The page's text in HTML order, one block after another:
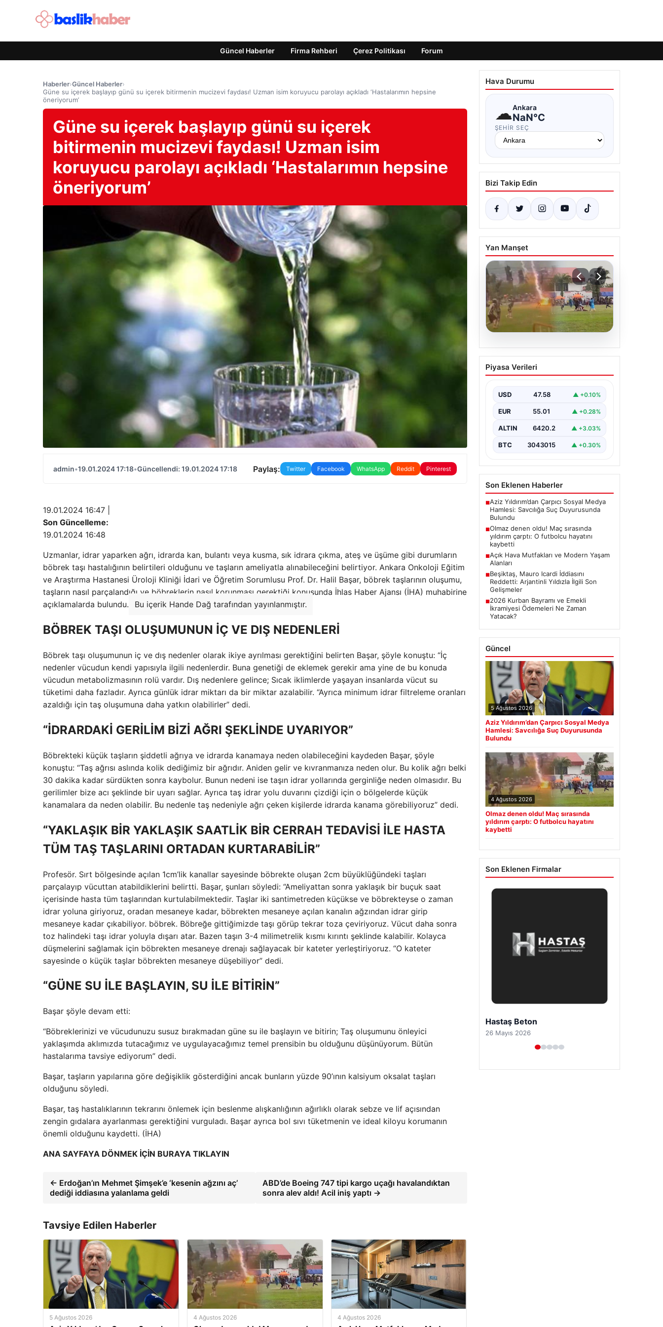
Güncel Haberler Firma Rehberi Çerez Politikası Forum
Haberler›Güncel Haberler›
Güne su içerek başlayıp günü su içerek bitirmenin mucizevi faydası! Uzman isim koruyucu parolayı açıkladı ‘Hastalarımın hepsine
öneriyorum’
Güne su içerek başlayıp günü su içerek
bitirmenin mucizevi faydası! Uzman isim
koruyucu parolayı açıkladı ‘Hastalarımın hepsine
öneriyorum’
admin•19.01.2024 17:18•Güncellendi: 19.01.2024 17:18 Paylaş: Twitter Facebook WhatsApp Reddit Pinterest
19.01.2024 16:47 |
Son Güncelleme:
19.01.2024 16:48
Uzmanlar, idrar yaparken ağrı, idrarda kan, bulantı veya kusma, sık idrara çıkma, ateş ve üşüme gibi durumların
böbrek taşı hastalığının belirtileri olduğunu ve taşların ameliyatla alınabileceğini belirtiyor. Ankara Onkoloji Eğitim
ve Araştırma Hastanesi Üroloji Kliniği İdari ve Öğretim Sorumlusu Prof. Dr. Halil Başar, böbrek taşlarının oluşumu,
taşların nasıl parçalandığı ve böbreklerin nasıl korunması gerektiği konusunda İhlas Haber Ajansı (İHA) muhabirine
açıklamalarda bulundu.
Bu içerik Hande Dağ tarafından yayınlanmıştır.
BÖBREK TAŞI OLUŞUMUNUN İÇ VE DIŞ NEDENLERİ
Böbrek taşı oluşumunun iç ve dış nedenler olarak ikiye ayrılması gerektiğini belirten Başar, şöyle konuştu: “İç
nedenler vücudun kendi yapısıyla ilgili nedenlerdir. Buna genetiği de eklemek gerekir ama yine de bu konuda
vücudun metabolizmasının rolü vardır. Dış nedenlere gelince; Sıcak iklimlerde yaşayan insanlarda vücut su
tüketimi daha fazladır. Ayrıca günlük idrar miktarı da bir miktar azalabilir. “Ayrıca minimum idrar filtreleme oranları
azaldığı için taş oluşumuna daha yatkın olabilirler” dedi.
“İDRARDAKİ GERİLİM BİZİ AĞRI ŞEKLİNDE UYARIYOR”
Böbrekteki küçük taşların şiddetli ağrıya ve idrarda kanamaya neden olabileceğini kaydeden Başar, şöyle
konuştu: “Taş ağrısı aslında kolik dediğimiz bir ağrıdır. Aniden gelir ve kıvranmanıza neden olur. Bu kolik ağrı belki
30 dakika kadar sürdükten sonra kaybolur. Bunun nedeni ise taşın idrar yollarında gerginliğe neden olmasıdır. Bu
gerilimler bize acı şeklinde bir uyarı sağlar. Ayrıca taş idrar yolu duvarını çizdiği için o bölgelerde küçük
kanamalara da neden olabilir. Bu nedenle taş nedeniyle ağrı çeken kişilerde idrarda kanama görebiliyoruz” dedi.
“YAKLAŞIK BİR YAKLAŞIK SAATLİK BİR CERRAH TEDAVİSİ İLE HASTA
TÜM TAŞ TAŞLARINI ORTADAN KURTARABİLİR”
Profesör. Sırt bölgesinde açılan 1cm’lik kanallar sayesinde böbrekte oluşan 2cm büyüklüğündeki taşları
parçalayıp vücuttan atabildiklerini belirtti. Başar, şunları söyledi: “Ameliyattan sonra yaklaşık bir buçuk saat
içerisinde hasta tüm taşlarından kurtulabilmektedir. Taşlar iki santimetreden küçükse ve böbrekteyse o zaman
idrar yoluna giriyoruz, oradan mesaneye kadar, böbrekten mesaneye açılan kanalın ağzından idrar girip
mesaneye kadar çıkabiliyor. böbrek. Böbreğe gittiğimizde taşı görüp tekrar toza çeviriyoruz. Vücut daha sonra
toz halindeki taşı idrar yoluyla dışarı atar. Bazen taşın 3-4 milimetrelik kısmı kırıntı şeklinde kalabilir. Kolayca
düşmelerini sağlamak için böbrekten mesaneye drenajı sağlayacak bir kateter yerleştiriyoruz. “O kateter
sayesinde o küçük taşlar böbrekten mesaneye düşebiliyor” dedi.
“GÜNE SU İLE BAŞLAYIN, SU İLE BİTİRİN”
Başar şöyle devam etti:
“Böbreklerinizi ve vücudunuzu susuz bırakmadan güne su ile başlayın ve bitirin; Taş oluşumunu önleyici
yaklaşımda aklımızda tutacağımız ve uygulayacağımız temel prensibin bu olduğunu düşünüyorum. Bütün
hastalarıma tavsiye ediyorum” dedi.
Başar, taşların yapılarına göre değişiklik gösterdiğini ancak bunların yüzde 90’ının kalsiyum oksalat taşları
olduğunu söyledi.
Başar, taş hastalıklarının tekrarını önlemek için beslenme alışkanlığının ağırlıklı olarak sebze ve lif açısından
zengin gıdalara ayarlanması gerektiğini vurguladı. Başar ayrıca bol sıvı tüketmenin ve ideal kiloyu korumanın
önemli olduğunu kaydetti. (İHA)
ANA SAYFAYA DÖNMEK İÇİN BURAYA TIKLAYIN
← Erdoğan’ın Mehmet Şimşek’e ‘kesenin ağzını aç’
dediği iddiasına yalanlama geldi
ABD’de Boeing 747 tipi kargo uçağı havalandıktan
sonra alev aldı! Acil iniş yaptı →
Tavsiye Edilen Haberler
5 Ağustos 2026 4 Ağustos 2026 4 Ağustos 2026
Hava Durumu
☁Ankara
NaN°C
ŞEHIR SEÇ
Bizi Takip Edin
Yan Manşet
04.08.2026
Olmaz denen oldu! Maç
sırasında yıldırım çarptı:
kaybetti
Piyasa Verileri
USD 47.58 ▲ +0.10%
EUR 55.01 ▲ +0.28%
ALTIN 6420.2 ▲ +3.03%
BTC 3043015 ▲ +0.30%
Son Eklenen Haberler
■Aziz Yıldırım’dan Çarpıcı Sosyal Medya
Hamlesi: Savcılığa Suç Duyurusunda
Bulundu
■Olmaz denen oldu! Maç sırasında
yıldırım çarptı: O futbolcu hayatını
kaybetti
■Açık Hava Mutfakları ve Modern Yaşam
Alanları
■Beşiktaş, Mauro Icardi İddiasını
Reddetti: Arjantinli Yıldızla İlgili Son
Gelişmeler
■2026 Kurban Bayramı ve Emekli
İkramiyesi Ödemeleri Ne Zaman
Yatacak?
Güncel
5 Ağustos 2026
Aziz Yıldırım’dan Çarpıcı Sosyal Medya
Hamlesi: Savcılığa Suç Duyurusunda
Bulundu
4 Ağustos 2026
Olmaz denen oldu! Maç sırasında
yıldırım çarptı: O futbolcu hayatını
kaybetti
Son Eklenen Firmalar
Prenses Night Club
29 Nisan 2026